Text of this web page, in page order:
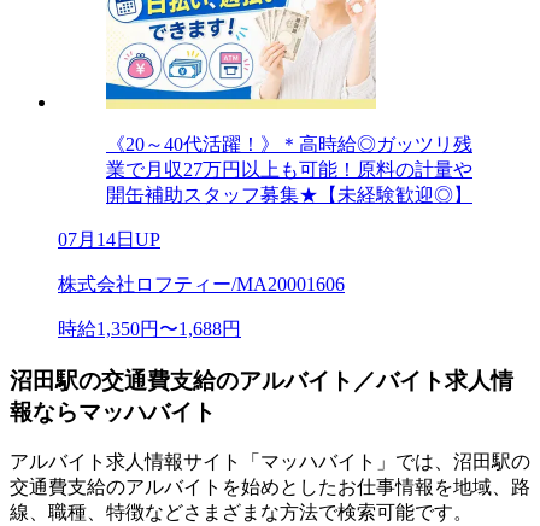
《20～40代活躍！》＊高時給◎ガッツリ残
業で月収27万円以上も可能！原料の計量や
開缶補助スタッフ募集★【未経験歓迎◎】
07月14日UP
株式会社ロフティー/MA20001606
時給1,350円〜1,688円
沼田駅の交通費支給のアルバイト／バイト求人情
報ならマッハバイト
アルバイト求人情報サイト「マッハバイト」では、沼田駅の
交通費支給のアルバイトを始めとしたお仕事情報を地域、路
線、職種、特徴などさまざまな方法で検索可能です。